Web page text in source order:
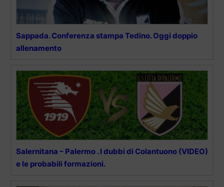
Sappada. Conferenza stampa Tedino. Oggi doppio
allenamento
Salernitana – Palermo . I dubbi di Colantuono (VIDEO)
e le probabili formazioni.